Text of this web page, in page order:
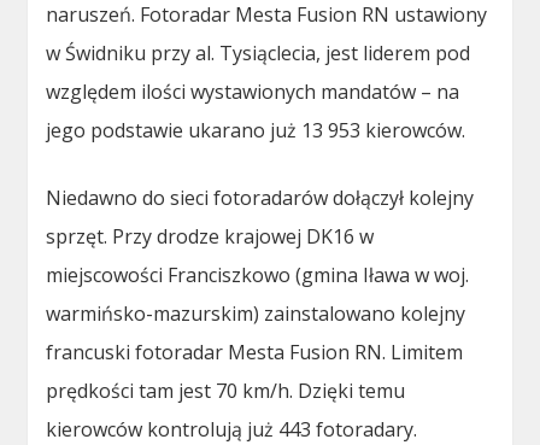
naruszeń. Fotoradar Mesta Fusion RN ustawiony
w Świdniku przy al. Tysiąclecia, jest liderem pod
względem ilości wystawionych mandatów – na
jego podstawie ukarano już 13 953 kierowców.
Niedawno do sieci fotoradarów dołączył kolejny
sprzęt. Przy drodze krajowej DK16 w
miejscowości Franciszkowo (gmina Iława w woj.
warmińsko-mazurskim) zainstalowano kolejny
francuski fotoradar Mesta Fusion RN. Limitem
prędkości tam jest 70 km/h. Dzięki temu
kierowców kontrolują już 443 fotoradary.